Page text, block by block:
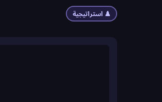
♟️ استراتيجية